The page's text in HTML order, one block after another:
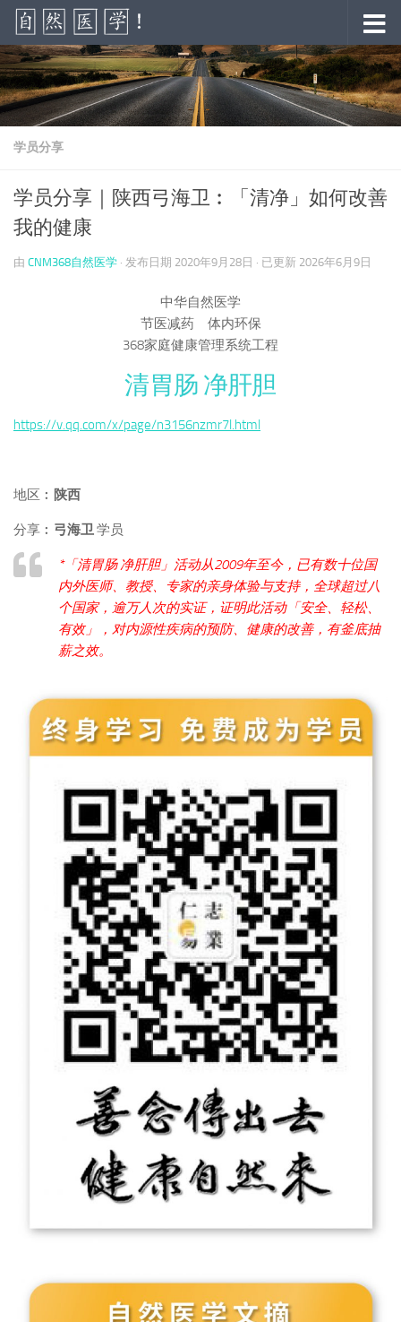
跳至内容
学员分享
学员分享｜陕西弓海卫︰「清净」如何改善
我的健康
由 CNM368自然医学 · 发布日期 2020年9月28日 · 已更新 2026年6月9日
中华自然医学
节医减药 体内环保
368家庭健康管理系统工程
清胃肠 净肝胆
https://v.qq.com/x/page/n3156nzmr7l.html
地区︰ 陕西
分享︰ 弓海卫学员
*「清胃肠 净肝胆」活动从2009年至今，已有数十位国
内外医师、教授、专家的亲身体验与支持，全球超过八
个国家，逾万人次的实证，证明此活动「安全、轻松、
有效」，对内源性疾病的预防、健康的改善，有釜底抽
薪之效。